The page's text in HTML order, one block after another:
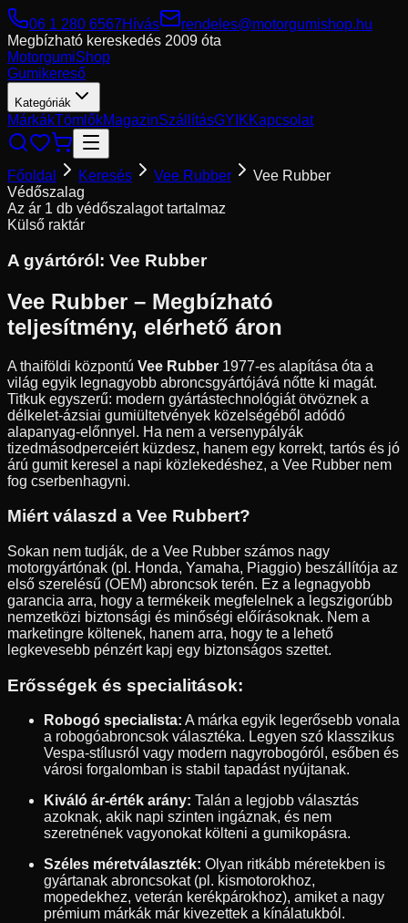
06 1 280 6567Hívás
rendeles@motorgumishop.hu
Megbízható kereskedés 2009 óta
MotorgumiShop
Gumikereső
Kategóriák
MárkákTömlőkMagazinSzállításGYIKKapcsolat
Főoldal Keresés Vee Rubber
Vee Rubber
Védőszalag
Az ár 1 db védőszalagot tartalmaz
Külső raktár
A gyártóról: Vee Rubber
Vee Rubber – Megbízható
teljesítmény, elérhető áron
A thaiföldi központú Vee Rubber 1977-es alapítása óta a
világ egyik legnagyobb abroncsgyártójává nőtte ki magát.
Titkuk egyszerű: modern gyártástechnológiát ötvöznek a
délkelet-ázsiai gumiültetvények közelségéből adódó
alapanyag-előnnyel. Ha nem a versenypályák
tizedmásodperceiért küzdesz, hanem egy korrekt, tartós és jó
árú gumit keresel a napi közlekedéshez, a Vee Rubber nem
fog cserbenhagyni.
Miért válaszd a Vee Rubbert?
Sokan nem tudják, de a Vee Rubber számos nagy
motorgyártónak (pl. Honda, Yamaha, Piaggio) beszállítója az
első szerelésű (OEM) abroncsok terén. Ez a legnagyobb
garancia arra, hogy a termékeik megfelelnek a legszigorúbb
nemzetközi biztonsági és minőségi előírásoknak. Nem a
marketingre költenek, hanem arra, hogy te a lehető
legkevesebb pénzért kapj egy biztonságos szettet.
Erősségek és specialitások:
Robogó specialista: A márka egyik legerősebb vonala
a robogóabroncsok választéka. Legyen szó klasszikus
Vespa-stílusról vagy modern nagyrobogóról, esőben és
városi forgalomban is stabil tapadást nyújtanak.
Kiváló ár-érték arány: Talán a legjobb választás
azoknak, akik napi szinten ingáznak, és nem
szeretnének vagyonokat költeni a gumikopásra.
Széles méretválaszték: Olyan ritkább méretekben is
gyártanak abroncsokat (pl. kismotorokhoz,
mopedekhez, veterán kerékpárokhoz), amiket a nagy
prémium márkák már kivezettek a kínálatukból.